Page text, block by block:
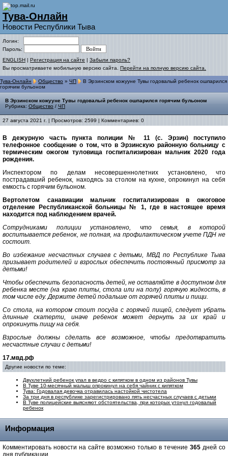
Тува-Онлайн
Новости Республики Тыва
Логин:
Пароль:
ENGLISH | Регистрация на сайте | Забыли пароль?
Вы просматриваете мобильную версию сайта. Перейти на полную версию сайта.
Тува-Онлайн Общество » ЧП
В Эрзинском кожууне Тувы годовалый ребенок ошпарился
горячим бульоном
В Эрзинском кожууне Тувы годовалый ребенок ошпарился горячим бульоном
Рубрика: Общество / ЧП
27 августа 2021 г. | Просмотров: 2599 | Комментариев: 0
В дежурную часть пункта полиции № 11 (с. Эрзин) поступило
телефонное сообщение о том, что в Эрзинскую районную больницу с
термическим ожогом туловища госпитализирован мальчик 2020 года
рождения.
Инспектором по делам несовершеннолетних установлено, что
пострадавший ребенок, находясь за столом на кухне, опрокинул на себя
емкость с горячим бульоном.
Вертолетом санавиации мальчик госпитализирован в ожоговое
отделение Республиканской больницы № 1, где в настоящее время
находится под наблюдением врачей.
Сотрудниками полиции установлено, что семья, в которой
воспитывается ребенок, не полная, на профилактическом учете ПДН не
состоит.
Во избежание несчастных случаев с детьми, МВД по Республике Тыва
призывает родителей и взрослых обеспечить постоянный присмотр за
детьми!
Чтобы обеспечить безопасность детей, не оставляйте в доступном для
ребенка месте (на краю плиты, стола или на полу) горячую жидкость, в
том числе еду. Держите детей подальше от горячей плиты и пищи.
Со стола, на котором стоит посуда с горячей пищей, следует убрать
длинные скатерти, иначе ребенок может дернуть за их край и
опрокинуть пищу на себя.
Взрослые должны сделать все возможное, чтобы предотвратить
несчастные случаи с детьми!
17.мвд.рф
Другие новости по теме:
Двухлетний ребенок упал в ведро с кипятком в одном из районов Тувы
В Туве 10-месячный малыш опрокинул на себя чайник с кипятком
Тува: Годовалая девочка отравилась настойкой чистотела
За три дня в республике зарегистрировано пять несчастных случаев с детьми
В Туве полицейские выясняют обстоятельства, при которых утонул годовалый
ребенок
Информация
Комментировать новости на сайте возможно только в течение 365 дней со